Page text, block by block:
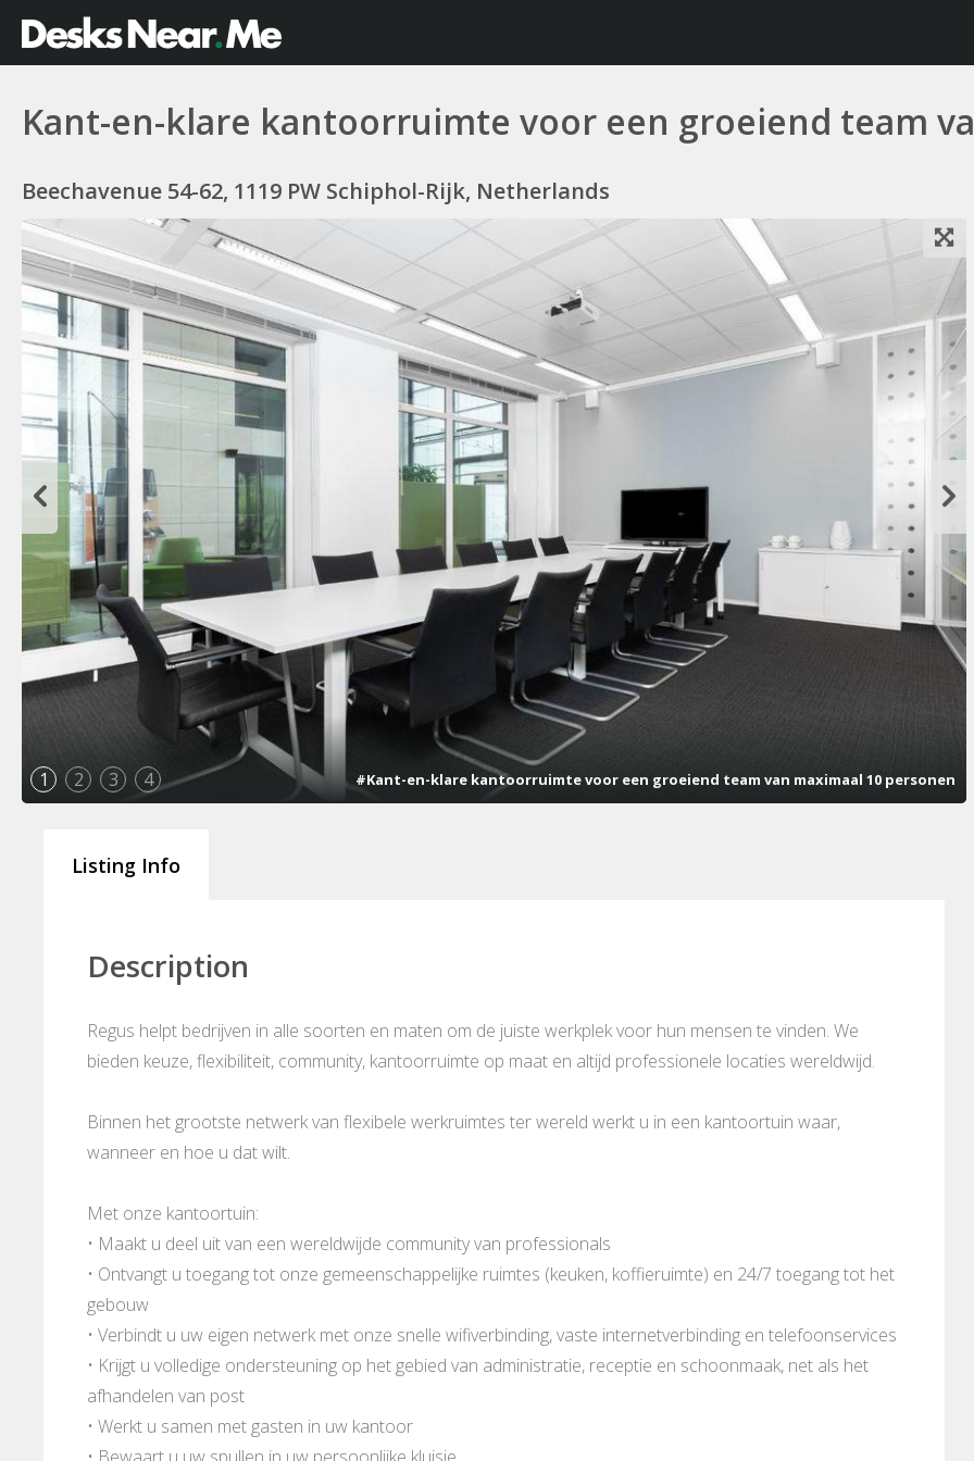
Kant-en-klare kantoorruimte voor een groeiend team
Beechavenue 54-62, 1119 PW Schiphol-Rijk, Netherlands
1 2 3 4 #Kant-en-klare kantoorruimte voor een groeiend team van maximaal 10 personen
Listing Info
Description
Regus helpt bedrijven in alle soorten en maten om de juiste werkplek voor hun mensen te vinden. We
bieden keuze, flexibiliteit, community, kantoorruimte op maat en altijd professionele locaties wereldwijd.
Binnen het grootste netwerk van flexibele werkruimtes ter wereld werkt u in een kantoortuin waar,
wanneer en hoe u dat wilt.
Met onze kantoortuin:
• Maakt u deel uit van een wereldwijde community van professionals
• Ontvangt u toegang tot onze gemeenschappelijke ruimtes (keuken, koffieruimte) en 24/7 toegang tot het
gebouw
• Verbindt u uw eigen netwerk met onze snelle wifiverbinding, vaste internetverbinding en telefoonservices
• Krijgt u volledige ondersteuning op het gebied van administratie, receptie en schoonmaak, net als het
afhandelen van post
• Werkt u samen met gasten in uw kantoor